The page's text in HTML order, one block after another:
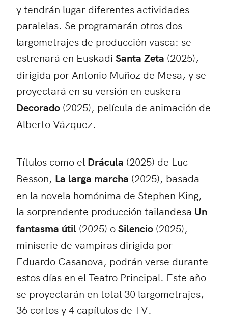
y tendrán lugar diferentes actividades
paralelas. Se programarán otros dos
largometrajes de producción vasca: se
estrenará en Euskadi Santa Zeta (2025),
dirigida por Antonio Muñoz de Mesa, y se
proyectará en su versión en euskera
Decorado (2025), película de animación de
Alberto Vázquez.
Títulos como el Drácula (2025) de Luc
Besson, La larga marcha (2025), basada
en la novela homónima de Stephen King,
la sorprendente producción tailandesa Un
fantasma útil (2025) oSilencio (2025),
miniserie de vampiras dirigida por
Eduardo Casanova, podrán verse durante
estos días en el Teatro Principal. Este año
se proyectarán en total 30 largometrajes,
36 cortos y 4 capítulos de TV.